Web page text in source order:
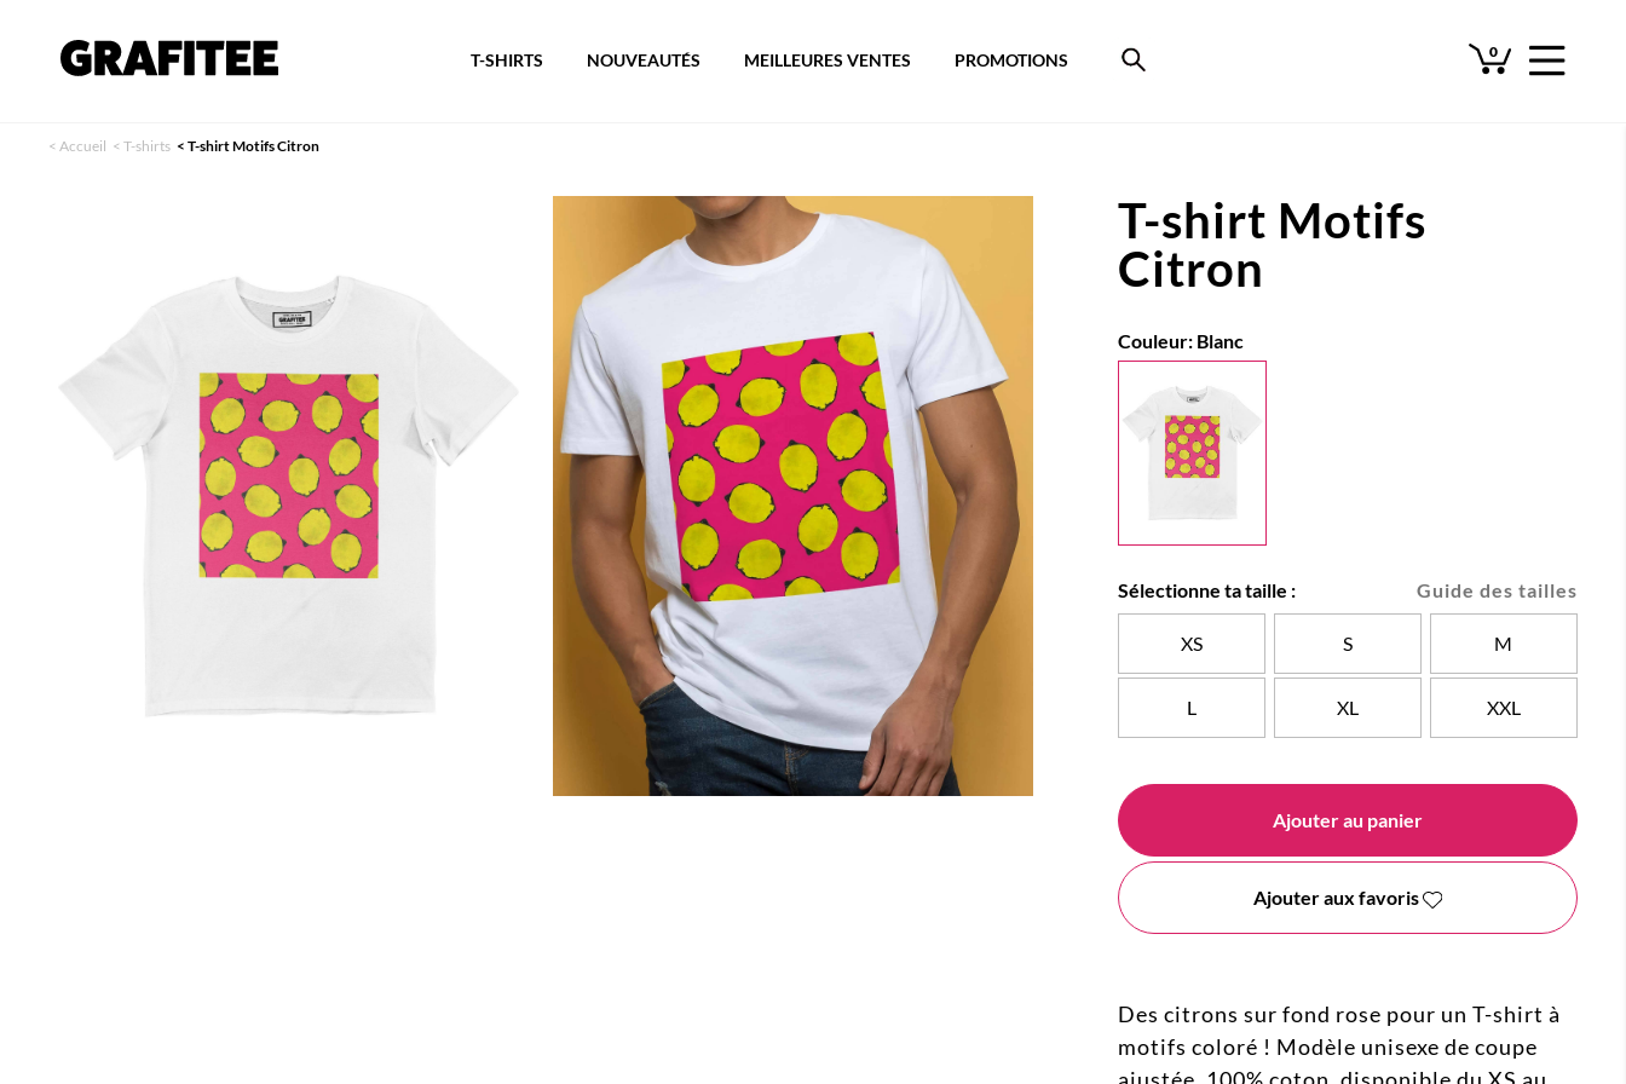
0
T-SHIRTS NOUVEAUTÉS MEILLEURES VENTES PROMOTIONS
< Accueil < T-shirts < T-shirt Motifs Citron
T-shirt Motifs
Citron
Couleur: Blanc
Guide des tailles
Sélectionne ta taille :
XS S M
L XL XXL
Ajouter au panier
Ajouter aux favoris
Des citrons sur fond rose pour un T-shirt à
motifs coloré ! Modèle unisexe de coupe